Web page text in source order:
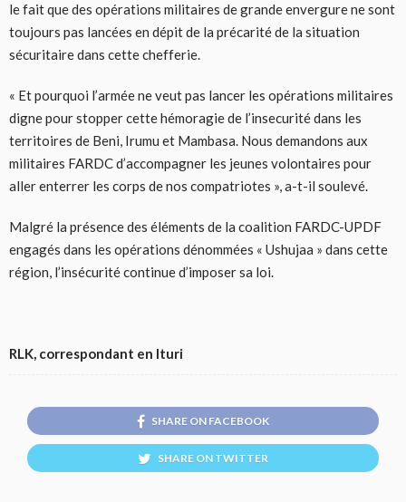
le fait que des opérations militaires de grande envergure ne sont
toujours pas lancées en dépit de la précarité de la situation
sécuritaire dans cette chefferie.
« Et pourquoi l’armée ne veut pas lancer les opérations militaires
digne pour stopper cette hémoragie de l’insecurité dans les
territoires de Beni, Irumu et Mambasa. Nous demandons aux
militaires FARDC d’accompagner les jeunes volontaires pour
aller enterrer les corps de nos compatriotes », a-t-il soulevé.
Malgré la présence des éléments de la coalition FARDC-UPDF
engagés dans les opérations dénommées « Ushujaa » dans cette
région, l’insécurité continue d’imposer sa loi.
RLK, correspondant en Ituri
SHARE ON FACEBOOK
SHARE ON TWITTER